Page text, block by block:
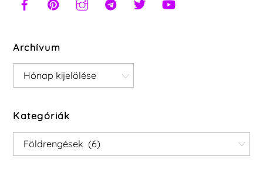
Archívum
Archívum
Kategóriák
Kategóriák